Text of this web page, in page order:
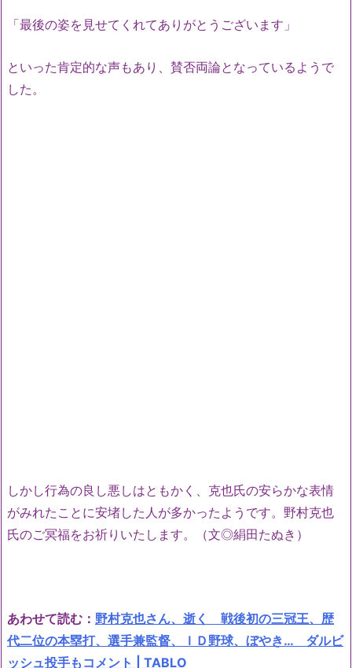
「最後の姿を見せてくれてありがとうございます」
といった肯定的な声もあり、賛否両論となっているようで
した。
しかし行為の良し悪しはともかく、克也氏の安らかな表情
がみれたことに安堵した人が多かったようです。野村克也
氏のご冥福をお祈りいたします。（文◎絹田たぬき）
あわせて読む： 野村克也さん、逝く 戦後初の三冠王、歴
代二位の本塁打、選手兼監督、ＩＤ野球、ぼやき… ダルビ
ッシュ投手もコメント | TABLO